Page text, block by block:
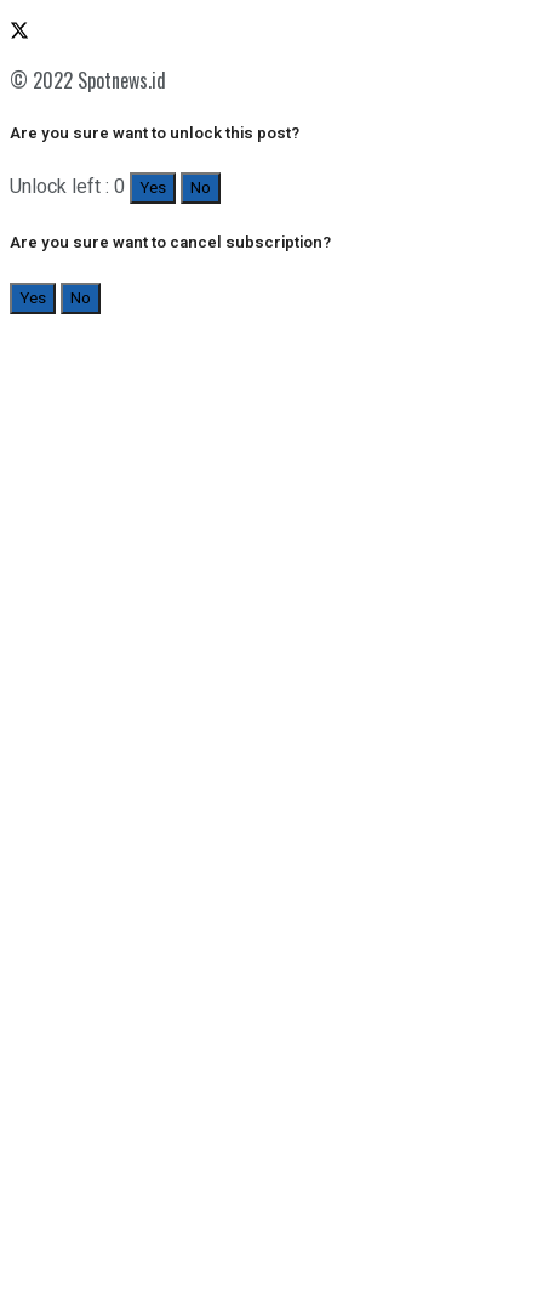
© 2022 Spotnews.id
Are you sure want to unlock this post?
Unlock left : 0 Yes No
Are you sure want to cancel subscription?
Yes No